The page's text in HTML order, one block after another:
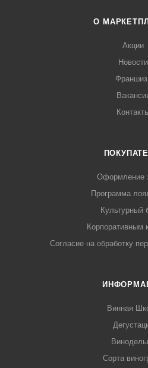
О
Акции
Новости
Оформление
Программа
Культурный
Корпоративным
Согласие на обработку
Винная
Сорта